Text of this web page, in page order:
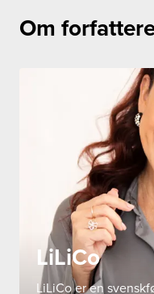
Om
LiLiCo
LiLiCo er en